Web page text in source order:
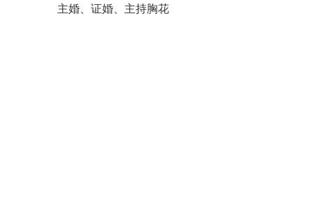
主婚、证婚、主持胸花